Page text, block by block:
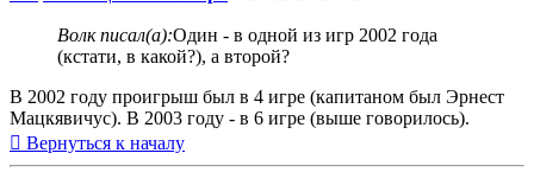
Волк писал(а):Один - в одной из игр 2002 года
(кстати, в какой?), а второй?
В 2002 году проигрыш был в 4 игре (капитаном был Эрнест
Мацкявичус). В 2003 году - в 6 игре (выше говорилось).
Вернуться к началу